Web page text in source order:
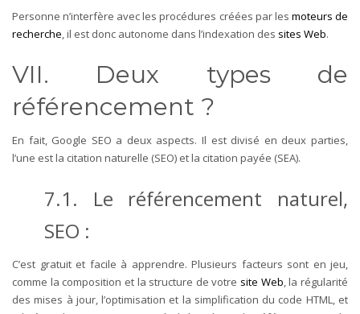
Personne n’interfère avec les procédures créées par les moteurs de
recherche, il est donc autonome dans l’indexation des sites Web.
VII. Deux types de
référencement ?
En fait, Google SEO a deux aspects. Il est divisé en deux parties,
l’une est la citation naturelle (SEO) et la citation payée (SEA).
7.1. Le référencement naturel,
SEO :
C’est gratuit et facile à apprendre. Plusieurs facteurs sont en jeu,
comme la composition et la structure de votre site Web, la régularité
des mises à jour, l’optimisation et la simplification du code HTML, et